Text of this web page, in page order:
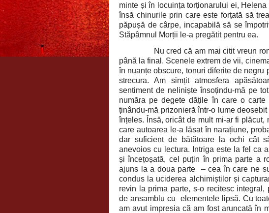
minte și în locuința torționarului ei,
însă chinurile prin care este forțată să
păpușă de cârpe, incapabilă să se
Stăpâmnul Morții le-a pregătit pentru ea.
Nu cred că am mai citit vreun
până la final. Scenele extrem de vii,
în nuanțe obscure, tonuri diferite de negru
strecura. Am simțit atmosfera
sentiment de neliniște însoțindu-mă pe
număra pe degete dățile în care o
ținându-mă prizonieră într-o lume
înțeles. Însă, oricât de mult mi-ar fi
care autoarea le-a lăsat în narațiune,
dar suficient de bătătoare la ochi cât
anevoios cu lectura. Intriga este la fel ca
și încețoșată, cel puțin în prima parte a
ajuns la a doua parte
– cea în care ne
condus la uciderea alchimiștilor și
revin la prima parte, s-o recitesc
de ansamblu cu
elementele lipsă. Cu
am avut impresia că am fost aruncată în